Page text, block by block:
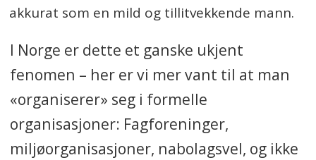
akkurat som en mild og tillitvekkende mann.
I Norge er dette et ganske ukjent
fenomen – her er vi mer vant til at man
«organiserer» seg i formelle
organisasjoner: Fagforeninger,
miljøorganisasjoner, nabolagsvel, og ikke